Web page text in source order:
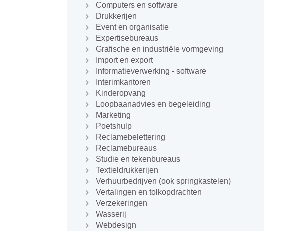
Computers en software
Drukkerijen
Event en organisatie
Expertisebureaus
Grafische en industriële vormgeving
Import en export
Informatieverwerking - software
Interimkantoren
Kinderopvang
Loopbaanadvies en begeleiding
Marketing
Poetshulp
Reclamebelettering
Reclamebureaus
Studie en tekenbureaus
Textieldrukkerijen
Verhuurbedrijven (ook springkastelen)
Vertalingen en tolkopdrachten
Verzekeringen
Wasserij
Webdesign